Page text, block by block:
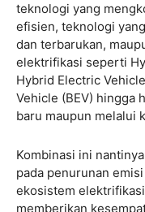
teknologi yang
efisien, teknologi
dan terbarukan,
elektrifikasi seperti
Hybrid Electric
Vehicle (BEV) hingga
baru maupun melalui
Kombinasi ini
pada penurunan
ekosistem
memberikan